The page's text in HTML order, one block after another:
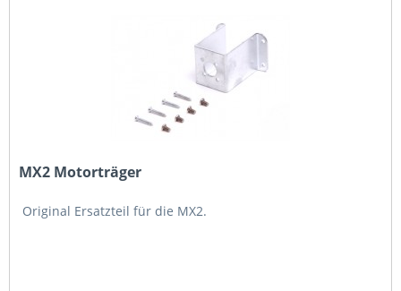
MX2 Motorträger
Original Ersatzteil für die MX2.